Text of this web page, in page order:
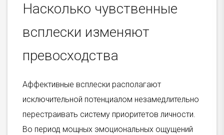
Насколько чувственные
всплески изменяют
превосходства
Аффективные всплески располагают
исключительной потенциалом незамедлительно
перестраивать систему приоритетов личности.
Во период мощных эмоциональных ощущений